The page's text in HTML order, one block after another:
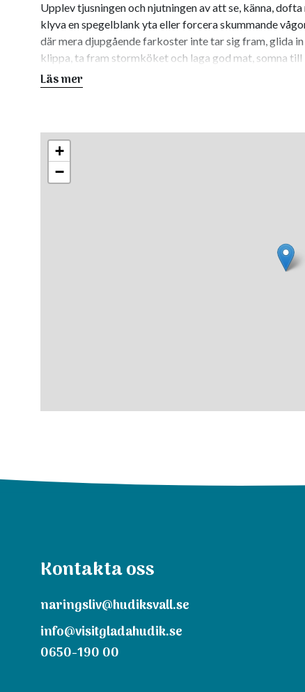
Upplev tjusningen och njutningen av att se, känna,
klyva en spegelblank yta eller forcera skummande
där mera djupgående farkoster inte tar sig fram, glida
klippa, ta fram stormköket och laga god mat, somna till
vakna till ny dag med paddling och liv i det fria!!
Allt detta och mycket mer, kan du göra ensam eller
Under sommartid arrangeras torsdagspaddlingar i
lokalavdelning.
Läs mer
+
−
Kontakta oss
naringsliv@hudiksvall.se
info@visitgladahudik.se
0650-190 00